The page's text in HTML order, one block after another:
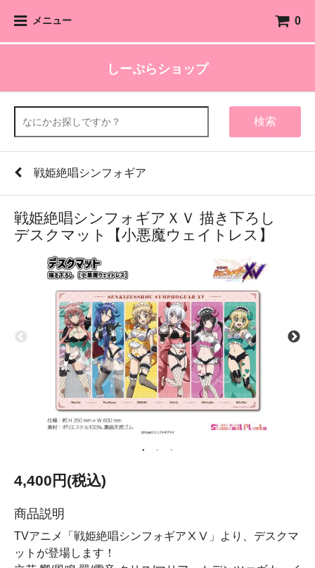
メニュー 0
しーぷらショップ
検索
戦姫絶唱シンフォギア
戦姫絶唱シンフォギアＸＶ 描き下ろし
デスクマット【小悪魔ウェイトレス】
4,400円(税込)
商品説明
TVアニメ「戦姫絶唱シンフォギアⅩⅤ」より、デスクマ
ットが登場します！